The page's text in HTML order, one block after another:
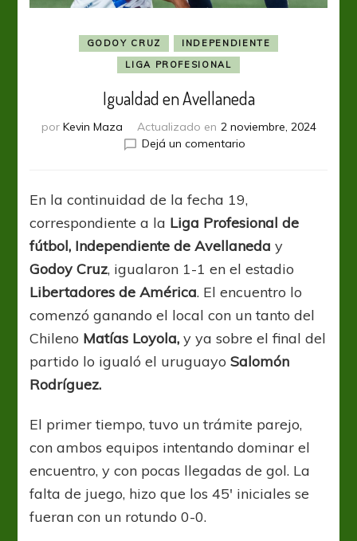
GODOY CRUZ
INDEPENDIENTE
LIGA PROFESIONAL
Igualdad en Avellaneda
por Kevin Maza Actualizado en 2 noviembre, 2024
Dejá un comentarioen
En la continuidad de la fecha 19,
correspondiente a la Liga Profesional de
fútbol, Independiente de Avellaneda y
Godoy Cruz, igualaron 1-1 en el estadio
Libertadores de América. El encuentro lo
comenzó ganando el local con un tanto del
Chileno Matías Loyola,y ya sobre el final del
partido lo igualó el uruguayoSalomón
Rodríguez.
El primer tiempo, tuvo un trámite parejo,
con ambos equipos intentando dominar el
encuentro, y con pocas llegadas de gol. La
falta de juego, hizo que los 45′ iniciales se
fueran con un rotundo 0-0.